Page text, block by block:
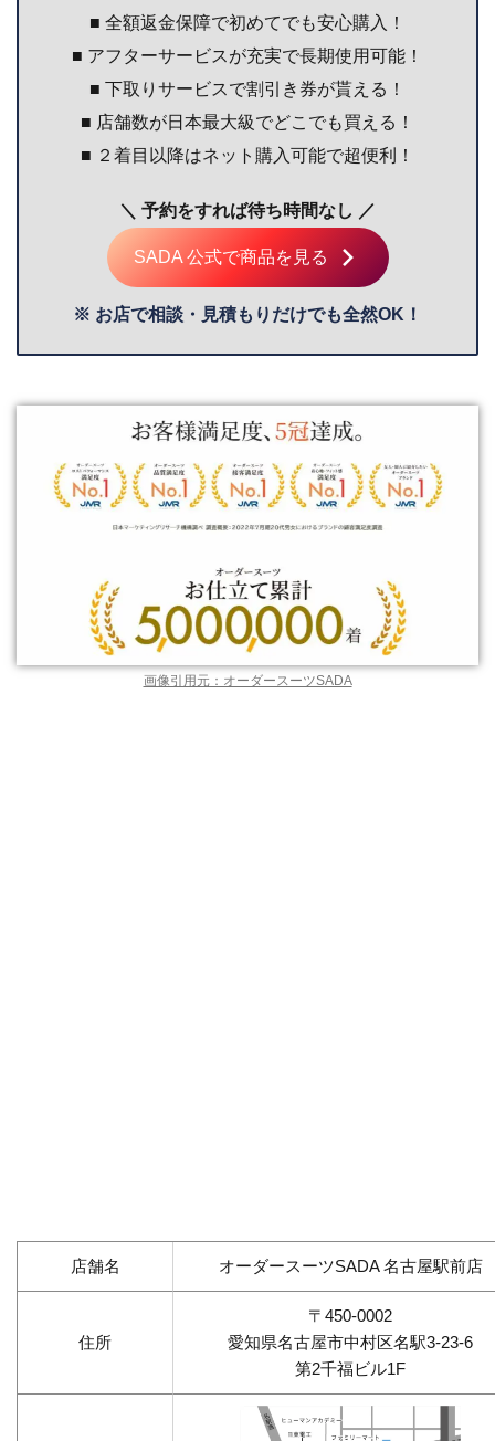
■ 全額返金保障で初めてでも安心購入！
■ アフターサービスが充実で長期使用可能！
■ 下取りサービスで割引き券が貰える！
■ 店舗数が日本最大級でどこでも買える！
■ ２着目以降はネット購入可能で超便利！
＼ 予約をすれば待ち時間なし ／
SADA 公式で商品を見る
※ お店で相談・見積もりだけでも全然OK！
画像引用元：オーダースーツSADA
店舗名 オーダースーツSADA 名古屋駅前店
住所
〒450-0002
愛知県名古屋市中村区名駅3-23-6
第2千福ビル1F